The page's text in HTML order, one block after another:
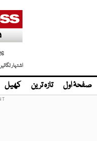
اشتہار
صفحۂ اول تازہ ترین کھیل